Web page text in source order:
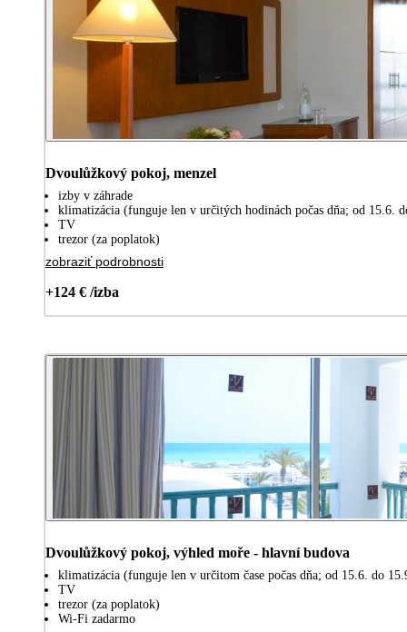
Dvoulůžkový pokoj, menzel
izby v záhrade
klimatizácia (funguje len v určitých hodinách počas dňa; od 15.6.
TV
trezor (za poplatok)
zobraziť podrobnosti
+124 € /izba
Dvoulůžkový pokoj, výhled moře - hlavní budova
klimatizácia (funguje len v určitom čase počas dňa; od 15.6. do
TV
trezor (za poplatok)
Wi-Fi zadarmo